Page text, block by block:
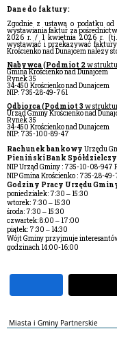
Dane do faktury:
Zgodnie z ustawą o podatku
wystawiania faktur za
2026 r. / 1 kwietnia 2026 r. (tj.
wystawiać i przekazywać
Krościenko nad Dunajcem należy
Nabywca (Podmiot 2w
Gmina Krościenko nad Dunajcem
Rynek 35
34-450 Krościenko nad Dunajcem
NIP: 735-28-49-761
Odbiorca (Podmiot 3w
Urząd Gminy Krościenko nad
Rynek 35
34-450 Krościenko nad Dunajcem
NIP: 735-100-89-47
Rachunek bankowy Urzędu
Pieniński Bank
NIP Urząd Gminy : 735-10-08-947
NIP Gmina Krościenko : 735-28-49-
Godziny Pracy Urzędu
poniedziałek: 7:30 – 15:30
wtorek: 7:30 – 15:30
środa: 7:30 – 15:30
czwartek: 8:00 – 17:00
piątek: 7:30 – 14:30
Wójt Gminy przyjmuje
godzinach 14:00-16:00
Miasta i Gminy Partnerskie